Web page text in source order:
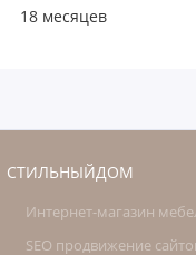
18 месяцев
СТИЛЬНЫЙДОМ
Интернет-магазин
SEO продвижение